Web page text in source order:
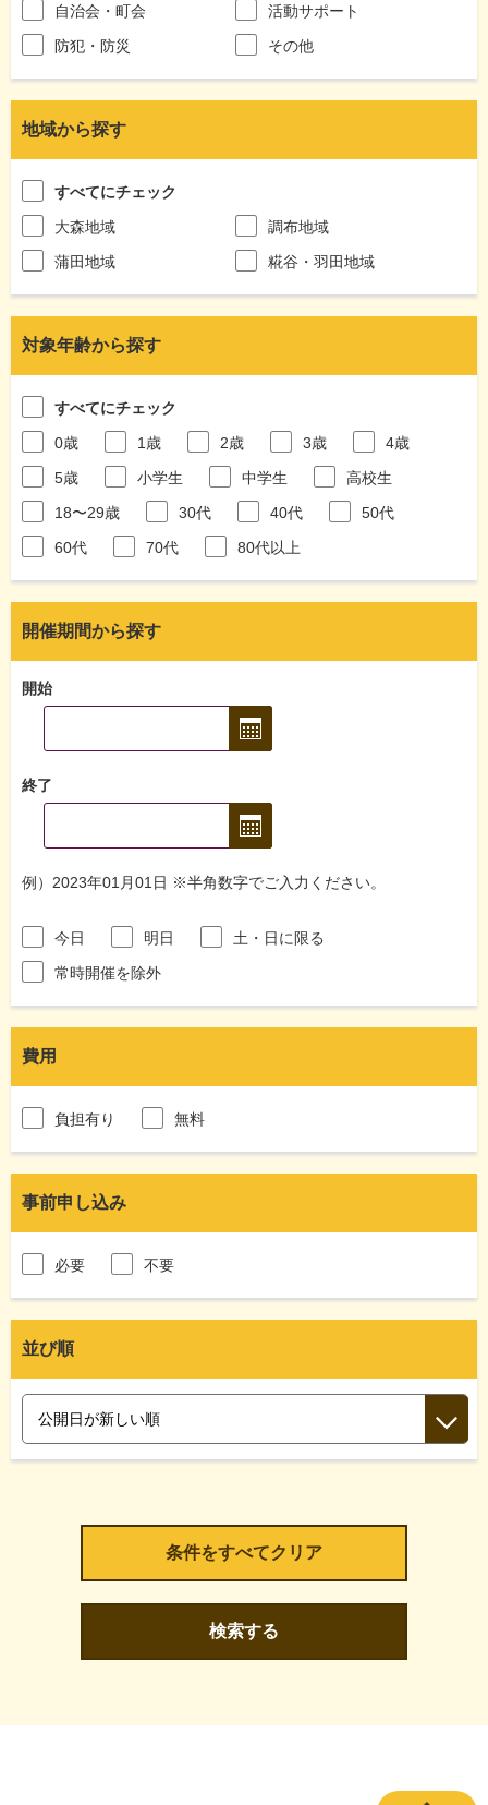
自治会・町会
活動サポート
防犯・防災
その他
地域から探す
すべてにチェック
大森地域
調布地域
蒲田地域
糀谷・羽田地域
対象年齢から探す
すべてにチェック
0歳
1歳 2歳 3歳
4歳
5歳
小学生 中学生
高校生
18〜29歳
30代 40代
50代
60代
70代 80代以上
開催期間から探す
開始
終了
例）2023年01月01日 ※半角数字でご入力ください。
今日 明日
土・日に限る
常時開催を除外
費用
負担有り 無料
事前申し込み
必要 不要
並び順
検索する